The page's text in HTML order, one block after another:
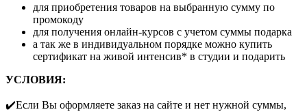
для приобретения товаров на выбранную сумму по
промокоду
для получения онлайн-курсов с учетом суммы подарка
а так же в индивидуальном порядке можно купить
сертификат на живой интенсив* в студии и подарить
УСЛОВИЯ:
✔️Если Вы оформляете заказ на сайте и нет нужной суммы,